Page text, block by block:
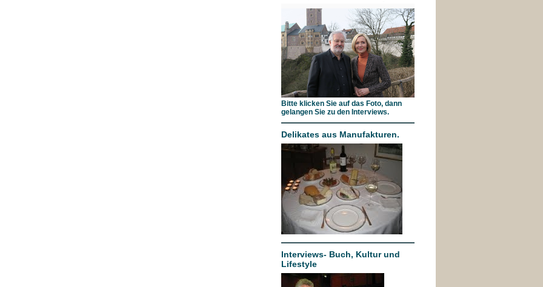
Bitte klicken Sie auf das Foto, dann
gelangen Sie zu den Interviews.
Delikates aus Manufakturen.
Interviews- Buch, Kultur und
Lifestyle